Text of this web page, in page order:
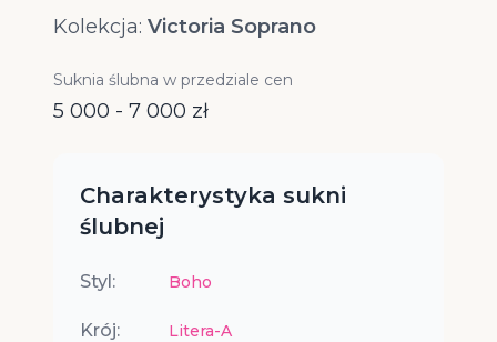
Kolekcja: Victoria Soprano
Suknia ślubna w przedziale cen
5 000 - 7 000 zł
Charakterystyka sukni
ślubnej
Styl: Boho
Krój: Litera-A